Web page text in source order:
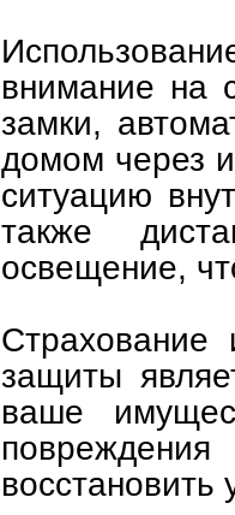
внимание на
замки,
домом через
ситуацию
также
освещение,
защиты
ваше